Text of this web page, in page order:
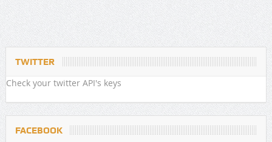
TWITTER
Check your twitter API's keys
FACEBOOK